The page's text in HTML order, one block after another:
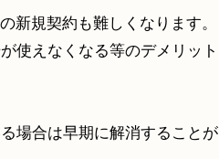
新規契約も難しくなります。
使えなくなる等のデメリット
場合は早期に解消することが